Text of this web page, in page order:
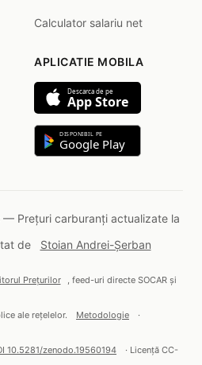
Calculator salariu net
APLICATIE MOBILA
Descarca de pe
App Store
DISPONIBIL PE
Google Play
Prețuri carburanți actualizate la
de
Stoian Andrei-Șerban
Prețurilor , feed-uri directe SOCAR și
ale rețelelor. Metodologie ·
10.5281/zenodo.19560194 · Licență CC-